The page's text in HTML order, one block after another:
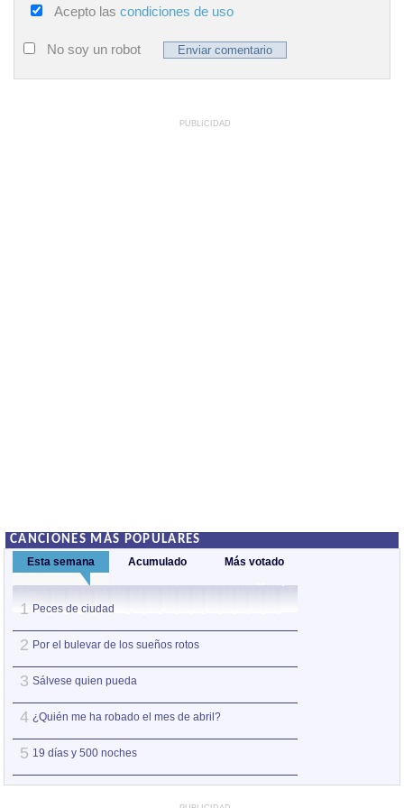
Acepto las condiciones de uso
No soy un robot
PUBLICIDAD
CANCIONES MÁS POPULARES
Esta semana Acumulado Más votado
1 Peces de ciudad
2 Por el bulevar de los sueños rotos
3 Sálvese quien pueda
4 ¿Quién me ha robado el mes de abril?
5 19 días y 500 noches